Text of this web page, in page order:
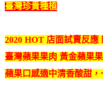
臺灣珍貴種植
2020 HOT 店面試賣反應
臺灣蘋果果肉 黃金蘋果
蘋果口感適中清香酸甜